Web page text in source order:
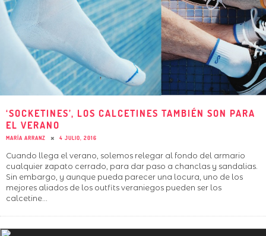
‘SOCKETINES’, LOS CALCETINES TAMBIÉN SON PARA
EL VERANO
MARÍA ARRANZ 4 JULIO, 2016
Cuando llega el verano, solemos relegar al fondo del armario
cualquier zapato cerrado, para dar paso a chanclas y sandalias.
Sin embargo, y aunque pueda parecer una locura, uno de los
mejores aliados de los outfits veraniegos pueden ser los
calcetine...